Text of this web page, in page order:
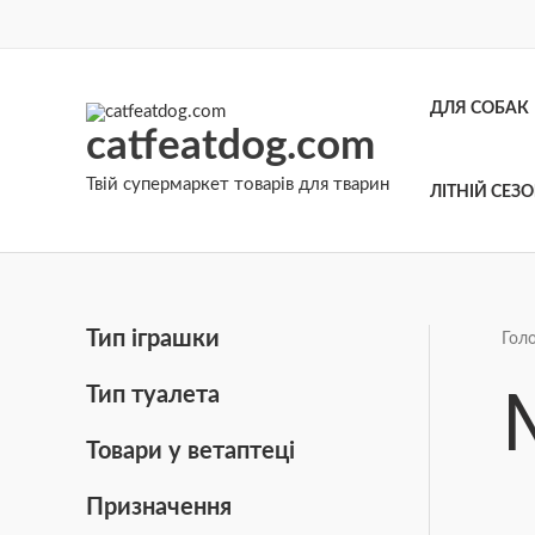
catfeatdog.com
Твій супермаркет товарів для тварин
ДЛЯ СОБАК
ЛІТНІЙ
Тип іграшки
Тип туалета
Товари у ветаптеці
Призначення